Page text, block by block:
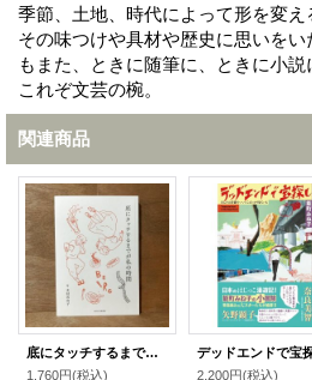
季節、土地、時代によって形を変え
その味つけや具材や歴史に思いを
もまた、ときに随筆に、ときに小説
これぞ文芸の椀。
関連商品
底にタッチするまでが私の時間 よりぬきベルク通信 1号から150号まで / 木村衣有子
1,760円(税込)
2,200円(税込)